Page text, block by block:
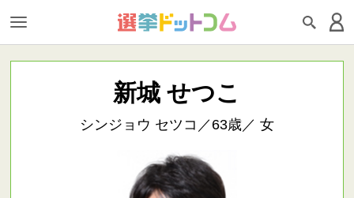
新城 せつこ
シンジョウ セツコ／63歳／ 女